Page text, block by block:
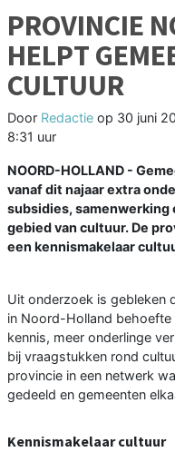
PROVINCIE
HELPT
CULTUUR
Door Redactie op 30 juni
8:31 uur
NOORD-HOLLAND -
vanaf dit najaar extra
subsidies,
gebied van cultuur. De
een kennismakelaar
Uit onderzoek is gebleken
in Noord-Holland
kennis, meer onderlinge
bij vraagstukken rond
provincie in een netwerk
gedeeld en gemeenten
Kennismakelaar cultuur